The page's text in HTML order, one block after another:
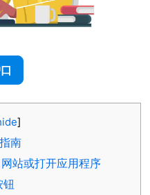
]
南
站或打开应用程序
钮